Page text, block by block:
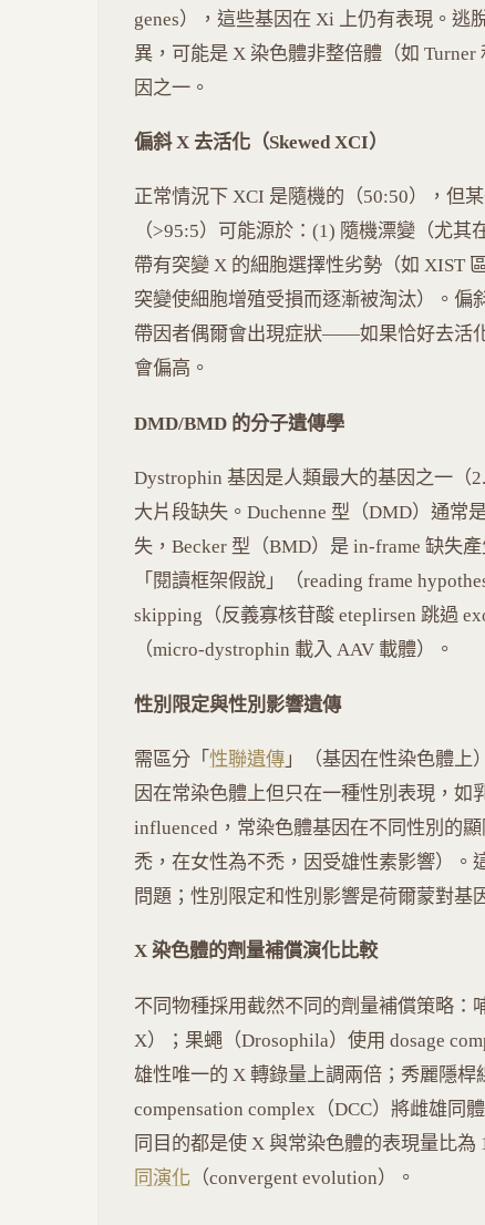
genes），這些基因在 Xi 上仍有表現。逃
異，可能是 X 染色體非整倍體（如
因之一。
偏斜 X 去活化（Skewed XCI）
正常情況下 XCI 是隨機的（50:50），但
（>95:5）可能源於：(1) 隨機漂變（尤
帶有突變 X 的細胞選擇性劣勢（如 XIST
突變使細胞增殖受損而逐漸被淘汰）。偏
帶因者偶爾會出現症狀——如果恰好去活
會偏高。
DMD/BMD 的分子遺傳學
Dystrophin 基因是人類最大的基因之一（
大片段缺失。Duchenne 型（DMD）通常
失，Becker 型（BMD）是 in-frame 缺
「閱讀框架假說」（reading frame
skipping（反義寡核苷酸 eteplirsen 跳過
（micro-dystrophin 載入 AAV 載體）。
性別限定與性別影響遺傳
需區分「 性聯遺傳 」（基因在性染色體上
因在常染色體上但只在一種性別表現，如
influenced，常染色體基因在不同性別的
禿，在女性為不禿，因受雄性素影響）。
問題；性別限定和性別影響是荷爾蒙對基
X 染色體的劑量補償演化比較
不同物種採用截然不同的劑量補償策略：
X）；果蠅（Drosophila）使用 dosage
雄性唯一的 X 轉錄量上調兩倍；秀麗隱桿
compensation complex（DCC）將雌雄同
同目的都是使 X 與常染色體的表現量比
同演化 （convergent evolution）。